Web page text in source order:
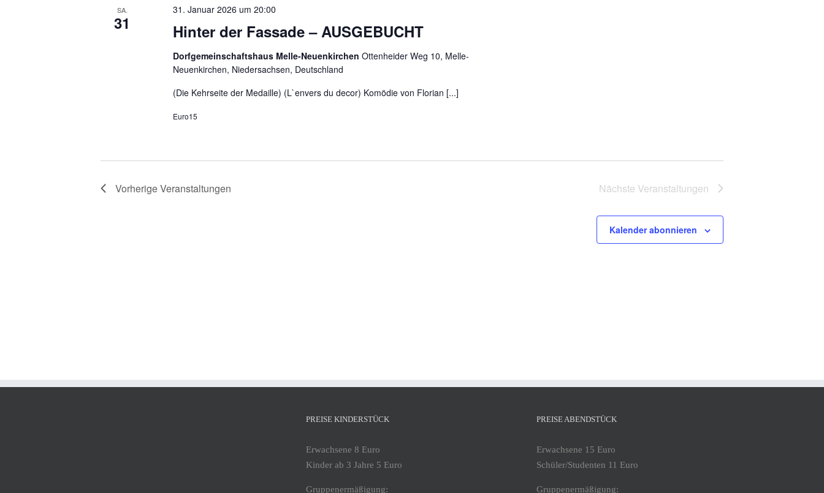
SA.
31 Hinter der Fassade – AUSGEBUCHT
31. Januar 2026 um 20:00
Dorfgemeinschaftshaus Melle-NeuenkirchenOttenheider Weg 10, Melle-
Neuenkirchen, Niedersachsen, Deutschland
(Die Kehrseite der Medaille) (L`envers du decor) Komödie von Florian [...]
Euro15
VorherigeVeranstaltungen Nächste Veranstaltungen
Kalender abonnieren
PREISE KINDERSTÜCK
Erwachsene 8 Euro
Kinder ab 3 Jahre 5 Euro
Gruppenermäßigung:
PREISE ABENDSTÜCK
Erwachsene 15 Euro
Schüler/Studenten 11 Euro
Gruppenermäßigung: